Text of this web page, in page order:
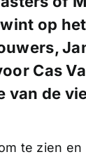
op
Cas
van de
te zien en